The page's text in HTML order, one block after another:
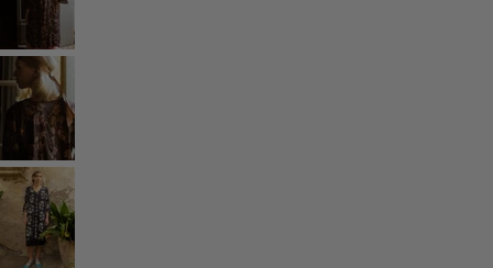
Shoppa stilen
Klassisk och allmoge inredning